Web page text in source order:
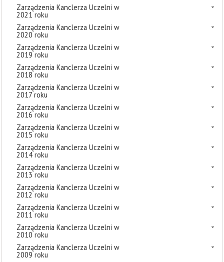
Zarządzenia Kanclerza Uczelni w
2021 roku
Zarządzenia Kanclerza Uczelni w
2020 roku
Zarządzenia Kanclerza Uczelni w
2019 roku
Zarządzenia Kanclerza Uczelni w
2018 roku
Zarządzenia Kanclerza Uczelni w
2017 roku
Zarządzenia Kanclerza Uczelni w
2016 roku
Zarządzenia Kanclerza Uczelni w
2015 roku
Zarządzenia Kanclerza Uczelni w
2014 roku
Zarządzenia Kanclerza Uczelni w
2013 roku
Zarządzenia Kanclerza Uczelni w
2012 roku
Zarządzenia Kanclerza Uczelni w
2011 roku
Zarządzenia Kanclerza Uczelni w
2010 roku
Zarządzenia Kanclerza Uczelni w
2009 roku